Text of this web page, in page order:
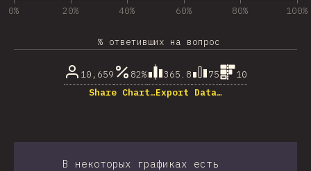
0% 20% 40% 60% 80% 100%
% ответивших на вопрос
10,659 82% 365.8 75
10
Share Chart…Export Data…
В некоторых графиках есть